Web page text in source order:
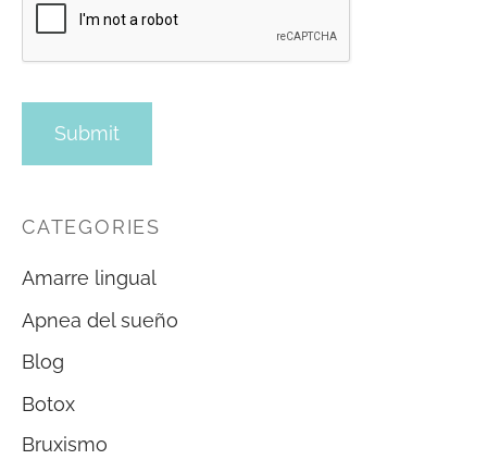
CATEGORIES
Amarre lingual
Apnea del sueño
Blog
Botox
Bruxismo